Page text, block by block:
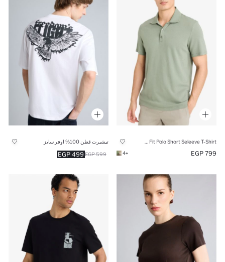
799 EGP
+4
تيشيرت قطن 100% اوفر سايز
499 EGP 599 EGP